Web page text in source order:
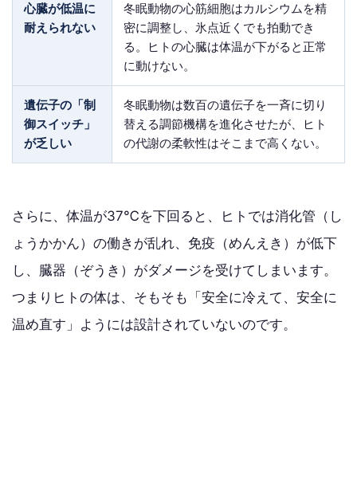
心臓が低温に
耐えられない
冬眠動物の心筋細胞はカルシウムを精
密に調整し、氷点近くでも拍動でき
る。ヒトの心臓は体温が下がると正常
に動けない。
遺伝子の「制
御スイッチ」
が乏しい
冬眠動物は数百の遺伝子を一斉に切り
替える調節機構を進化させたが、ヒト
の代謝の柔軟性はそこまで高くない。
さらに、体温が37℃を下回ると、ヒトでは消化管（し
ょうかかん）の働きが乱れ、免疫（めんえき）が低下
し、臓器（ぞうき）がダメージを受けてしまいます。
つまりヒトの体は、そもそも「安全に冷えて、安全に
温め直す」ようには設計されていないのです。